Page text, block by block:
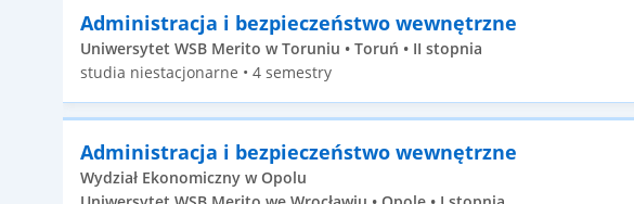
Administracja i bezpieczeństwo wewnętrzne
Uniwersytet WSB Merito w Toruniu • Toruń • II stopnia
studia niestacjonarne • 4 semestry
Administracja i bezpieczeństwo wewnętrzne
Wydział Ekonomiczny w Opolu